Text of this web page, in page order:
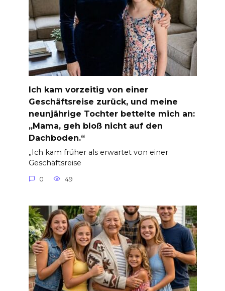
Ich kam vorzeitig von einer
Geschäftsreise zurück, und meine
neunjährige Tochter bettelte mich an:
„Mama, geh bloß nicht auf den
Dachboden.“
„Ich kam früher als erwartet von einer
Geschäftsreise
0 49